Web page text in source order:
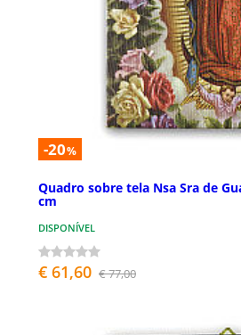
-20%
Quadro sobre tela Nsa Sra de
cm
DISPONÍVEL
€ 61,60 € 77,00